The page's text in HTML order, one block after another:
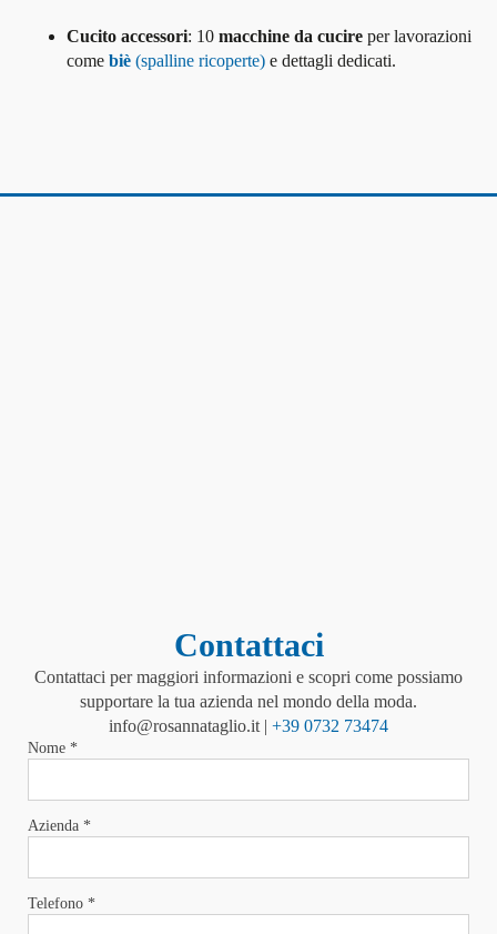
Cucito accessori: 10 macchine da cucire per lavorazioni
come biè (spalline ricoperte) e dettagli dedicati.
Contattaci
Contattaci per maggiori informazioni e scopri come possiamo
supportare la tua azienda nel mondo della moda.
info@rosannataglio.it | +39 0732 73474
Nome *
Azienda *
Telefono *